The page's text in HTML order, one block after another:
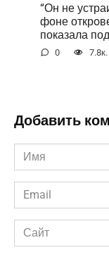
“Он не
фоне
показала
0 7.8к.
Добавить
Имя
*
Email
*
Сайт